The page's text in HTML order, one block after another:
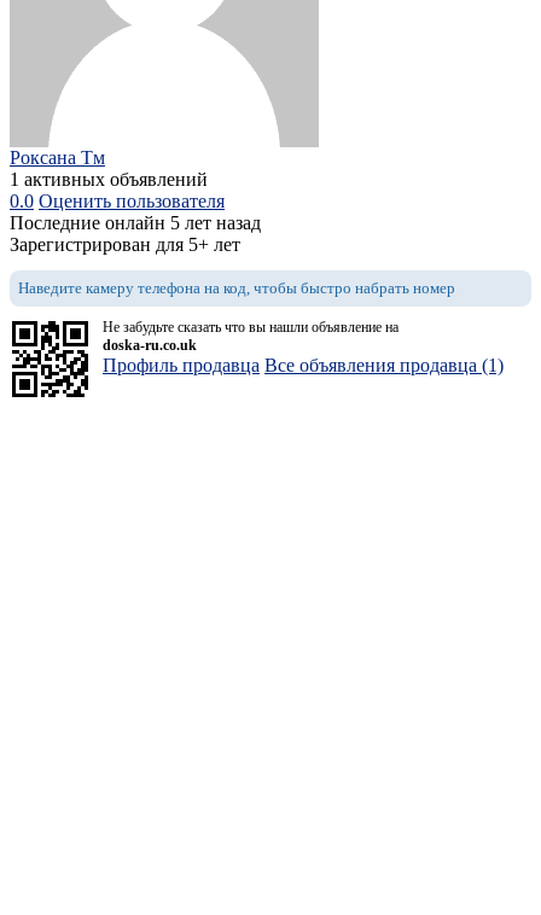
Роксана Тм
1 активных объявлений
0.0 Оценить пользователя
Последние онлайн 5 лет назад
Зарегистрирован для 5+ лет
Наведите камеру телефона на код, чтобы быстро набрать номер
Не забудьте сказать что вы нашли объявление на
doska-ru.co.uk
Профиль продавца Все объявления продавца (1)